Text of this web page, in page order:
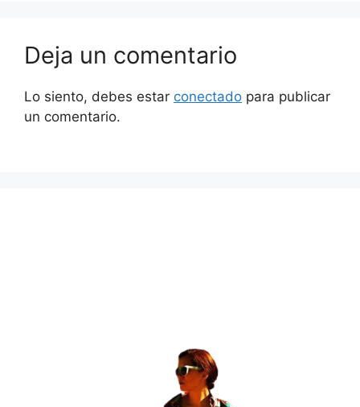
Deja un comentario
Lo siento, debes estar conectado para publicar
un comentario.